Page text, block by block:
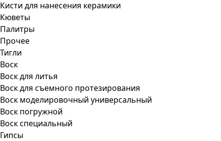
Кисти для нанесения керамики
Кюветы
Палитры
Прочее
Тигли
Воск
Воск для литья
Воск для съемного протезирования
Воск моделировочный универсальный
Воск погружной
Воск специальный
Гипсы